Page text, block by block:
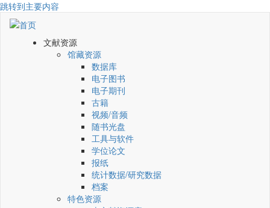
跳转到主要内容
文献资源
馆藏资源
数据库
电子图书
电子期刊
古籍
视频/音频
随书光盘
工具与软件
学位论文
报纸
统计数据/研究数据
档案
特色资源